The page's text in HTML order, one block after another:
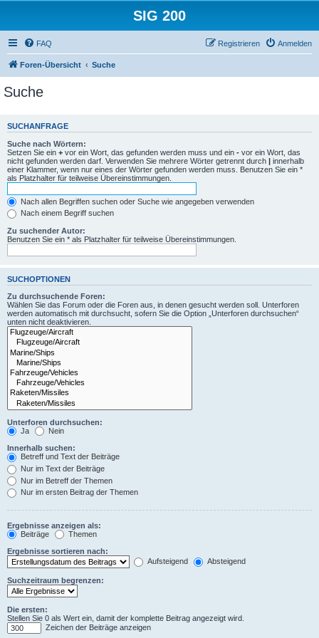
SIG 200
FAQ Anmelden
Registrieren
Foren-Übersicht Suche
Suche
SUCHANFRAGE
Suche nach Wörtern:
Setzen Sie ein + vor ein Wort, das gefunden werden muss und ein - vor ein Wort, das
nicht gefunden werden darf. Verwenden Sie mehrere Wörter getrennt durch | innerhalb
einer Klammer, wenn nur eines der Wörter gefunden werden muss. Benutzen Sie ein *
als Platzhalter für teilweise Übereinstimmungen.
Nach allen Begriffen suchen oder Suche wie angegeben verwenden
Nach einem Begriff suchen
Zu suchender Autor:
Benutzen Sie ein * als Platzhalter für teilweise Übereinstimmungen.
SUCHOPTIONEN
Zu durchsuchende Foren:
Wählen Sie das Forum oder die Foren aus, in denen gesucht werden soll. Unterforen
werden automatisch mit durchsucht, sofern Sie die Option „Unterforen durchsuchen“
unten nicht deaktivieren.
Unterforen durchsuchen:
Ja
Nein
Innerhalb suchen:
Betreff und Text der Beiträge
Nur im Text der Beiträge
Nur im Betreff der Themen
Nur im ersten Beitrag der Themen
Ergebnisse anzeigen als:
Beiträge
Themen
Ergebnisse sortieren nach:
Aufsteigend
Absteigend
Suchzeitraum begrenzen:
Die ersten:
Stellen Sie 0 als Wert ein, damit der komplette Beitrag angezeigt wird.
Zeichen der Beiträge anzeigen